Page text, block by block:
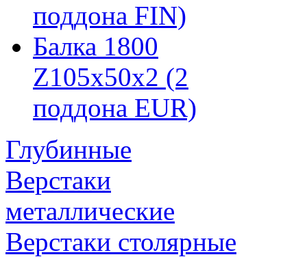
поддона FIN)
Балка 1800
Z105х50х2 (2
поддона EUR)
Глубинные
Верстаки
металлические
Верстаки столярные